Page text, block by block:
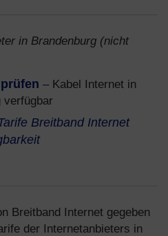
in Brandenburg (nicht
– Kabel Internet in
verfügbar
Breitband Internet
Breitband Internet gegeben
der Internetanbieters in